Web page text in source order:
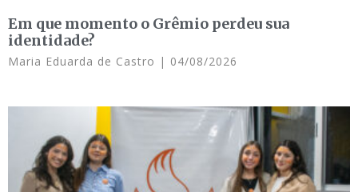
Em que momento o Grêmio perdeu sua
identidade?
Maria Eduarda de Castro 04/08/2026